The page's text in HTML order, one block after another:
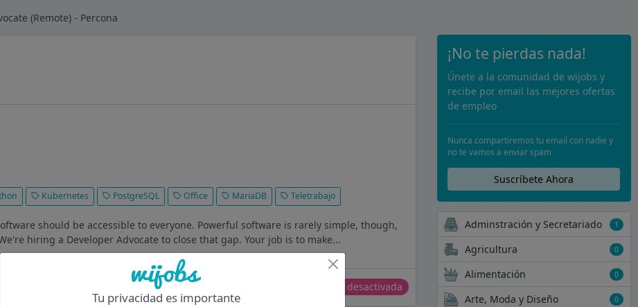
(Remote) - Percona
Kubernetes PostgreSQL Office MariaDB Teletrabajo
should be accessible to everyone. Powerful software is rarely simple, though,
hiring a Developer Advocate to close that gap. Your job is to make...
Oferta desactivada
¡No te pierdas nada!
Únete a la comunidad de wijobs y
recibe por email las mejores ofertas
de empleo
Nunca compartiremos tu email con nadie y
no te vamos a enviar spam
Suscríbete Ahora
Adminstración y Secretariado 1
Agricultura 0
Alimentación 0
Arte, Moda y Diseño 0
Tu privacidad es importante